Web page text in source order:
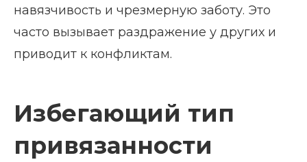
навязчивость и чрезмерную заботу. Это
часто вызывает раздражение у других и
приводит к конфликтам.
Избегающий тип
привязанности